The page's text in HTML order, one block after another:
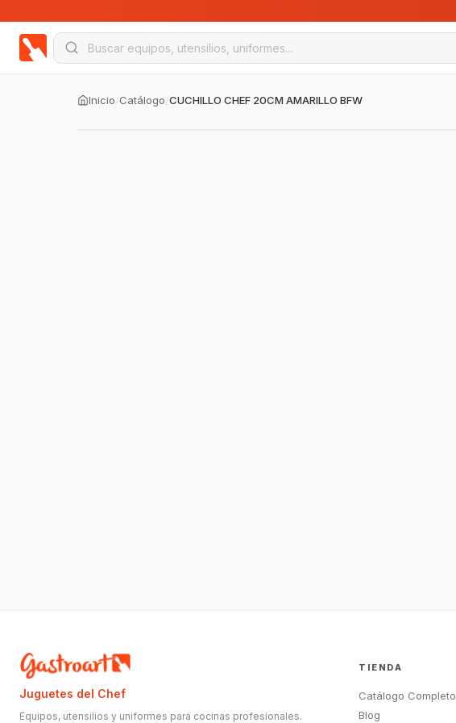
Inicio/Catálogo/CUCHILLO CHEF 20CM AMARILLO BFW
Juguetes del Chef
Equipos, utensilios y uniformes para cocinas profesionales.
TIENDA
Catálogo Completo
Blog